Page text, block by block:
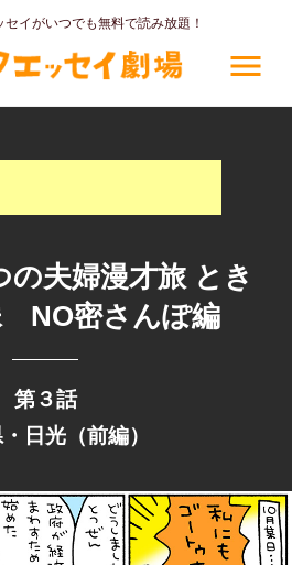
イがいつでも無料で読み放題！
menu
夫婦漫才旅 とき
NO密さんぽ編
第３話
日光（前編）